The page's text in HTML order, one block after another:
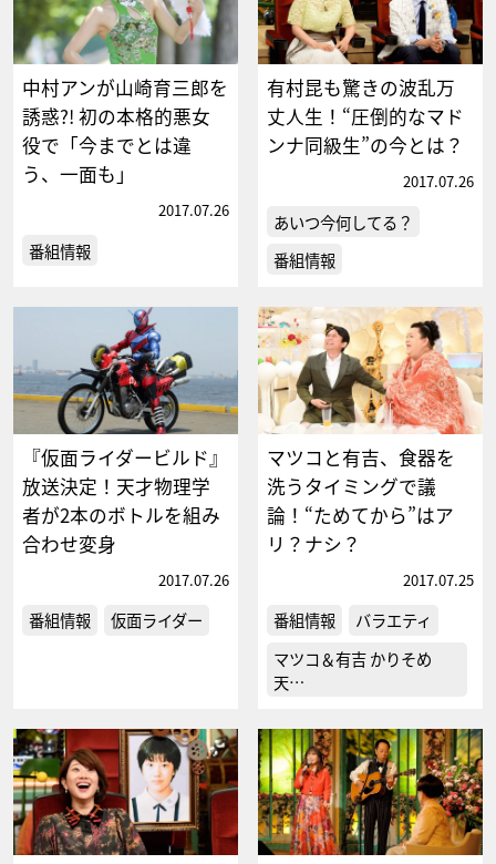
中村アンが山崎育三郎を
誘惑?! 初の本格的悪女
役で「今までとは違
う、一面も」
2017.07.26
番組情報
有村昆も驚きの波乱万
丈人生！“圧倒的なマド
ンナ同級生”の今とは？
2017.07.26
あいつ今何してる？
番組情報
『仮面ライダービルド』
放送決定！天才物理学
者が2本のボトルを組み
合わせ変身
2017.07.26
番組情報 仮面ライダー
マツコと有吉、食器を
洗うタイミングで議
論！“ためてから”はア
リ？ナシ？
2017.07.25
番組情報
バラエティ
マツコ＆有吉 かりそめ
天…